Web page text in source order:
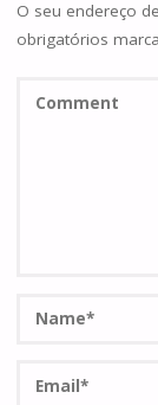
O seu endereço
obrigatórios